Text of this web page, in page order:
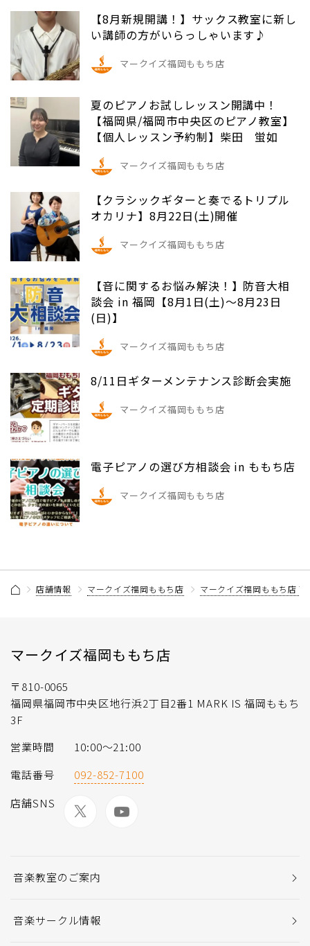
【8月新規開講！】サックス教室に新し
い講師の方がいらっしゃいます♪
マークイズ福岡ももち店
夏のピアノお試しレッスン開講中！
【福岡県/福岡市中央区のピアノ教室】
【個人レッスン予約制】柴田 蛍如
マークイズ福岡ももち店
【クラシックギターと奏でるトリプル
オカリナ】8月22日(土)開催
マークイズ福岡ももち店
【音に関するお悩み解決！】防音大相
談会 in 福岡【8月1日(土)～8月23日
(日)】
マークイズ福岡ももち店
8/11日ギターメンテナンス診断会実施
マークイズ福岡ももち店
電子ピアノの選び方相談会 in ももち店
マークイズ福岡ももち店
店舗情報 マークイズ福岡ももち店 マークイズ福岡ももち店
マークイズ福岡ももち店
〒810-0065
福岡県福岡市中央区地行浜2丁目2番1 MARK IS 福岡ももち
3F
営業時間
10:00～21:00
電話番号
092-852-7100
店舗SNS
音楽教室のご案内
音楽サークル情報